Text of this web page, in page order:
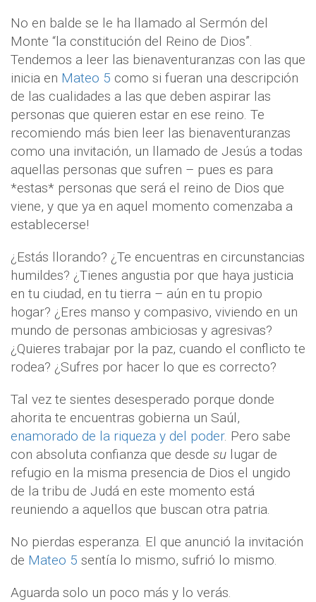
No en balde se le ha llamado al Sermón del
Monte “la constitución del Reino de Dios”.
Tendemos a leer las bienaventuranzas con las que
inicia en Mateo 5 como si fueran una descripción
de las cualidades a las que deben aspirar las
personas que quieren estar en ese reino. Te
recomiendo más bien leer las bienaventuranzas
como una invitación, un llamado de Jesús a todas
aquellas personas que sufren – pues es para
*estas* personas que será el reino de Dios que
viene, y que ya en aquel momento comenzaba a
establecerse!
¿Estás llorando? ¿Te encuentras en circunstancias
humildes? ¿Tienes angustia por que haya justicia
en tu ciudad, en tu tierra – aún en tu propio
hogar? ¿Eres manso y compasivo, viviendo en un
mundo de personas ambiciosas y agresivas?
¿Quieres trabajar por la paz, cuando el conflicto te
rodea? ¿Sufres por hacer lo que es correcto?
Tal vez te sientes desesperado porque donde
ahorita te encuentras gobierna un Saúl,
enamorado de la riqueza y del poder. Pero sabe
con absoluta confianza que desde su lugar de
refugio en la misma presencia de Dios el ungido
de la tribu de Judá en este momento está
reuniendo a aquellos que buscan otra patria.
No pierdas esperanza. El que anunció la invitación
de Mateo 5 sentía lo mismo, sufrió lo mismo.
Aguarda solo un poco más y lo verás.